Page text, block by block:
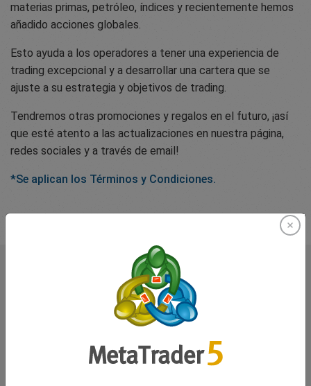
materias primas, petróleo, índices y recientemente hemos
añadido acciones globales.
Esto ayuda a los operadores a tener una experiencia de
trading excepcional y a desarrollar una cartera que se
ajuste a su estrategia y objetivos de trading.
Tendremos otras promociones y regalos en el futuro, ¡así
que esté atento a las actualizaciones en nuestra página,
redes sociales y a través de email!
*Se aplican los Términos y Condiciones.
Lo que dicen nuestros
traders sobre nosotros